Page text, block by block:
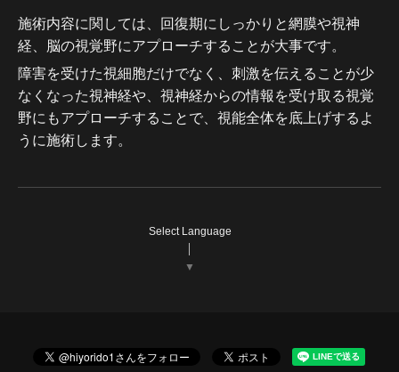
施術内容に関しては、回復期にしっかりと網膜や視神
経、脳の視覚野にアプローチすることが大事です。
障害を受けた視細胞だけでなく、刺激を伝えることが少
なくなった視神経や、視神経からの情報を受け取る視覚
野にもアプローチすることで、視能全体を底上げするよ
うに施術します。
Select Language
▼